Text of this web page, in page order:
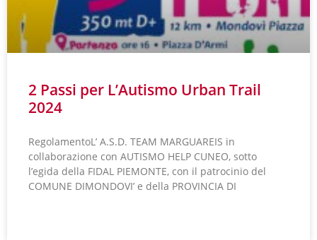
2 Passi per L’Autismo Urban Trail
2024
RegolamentoL’ A.S.D. TEAM MARGUAREIS in
collaborazione con AUTISMO HELP CUNEO, sotto
l’egida della FIDAL PIEMONTE, con il patrocinio del
COMUNE DIMONDOVI’ e della PROVINCIA DI